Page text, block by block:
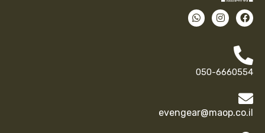
050-6660554
evengear@maop.co.il